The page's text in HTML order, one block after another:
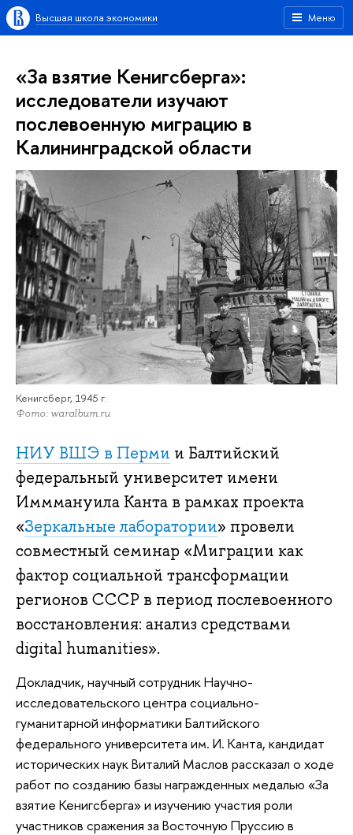
Меню
Высшая школа экономики
«За взятие Кенигсберга»:
исследователи изучают
послевоенную миграцию в
Калининградской области
Кенигсберг, 1945 г.
Фото: waralbum.ru
НИУ ВШЭ в Перми и Балтийский
федеральный университет имени
Имммануила Канта в рамках проекта
«Зеркальные лаборатории» провели
совместный семинар «Миграции как
фактор социальной трансформации
регионов СССР в период послевоенного
восстановления: анализ средствами
digital humanities».
Докладчик, научный сотрудник Научно-
исследовательского центра социально-
гуманитарной информатики Балтийского
федерального университета им. И. Канта, кандидат
исторических наук Виталий Маслов рассказал о ходе
работ по созданию базы награжденных медалью «За
взятие Кенигсберга» и изучению участия роли
участников сражения за Восточную Пруссию в